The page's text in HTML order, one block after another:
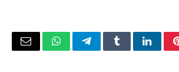
بينتيريستلينكدإنTumblrتيلقرامواتسابالبريد